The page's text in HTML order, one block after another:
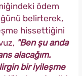
ödem
belirterek,
hissettiğini
"Ben şu anda
alacağım.
bir iyileşme